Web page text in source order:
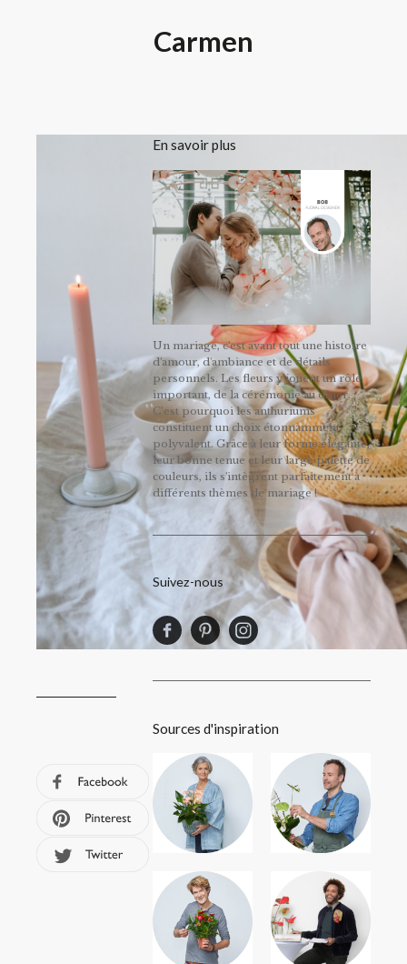
Carmen
En savoir plus
Un mariage, c'est avant tout une histoire
d'amour, d'ambiance et de détails
personnels. Les fleurs y jouent un rôle
important, de la cérémonie au dîner.
C’est pourquoi les anthuriums
constituent un choix étonnamment
polyvalent. Grâce à leur forme élégante,
leur bonne tenue et leur large palette de
couleurs, ils s'intègrent parfaitement à
différents thèmes de mariage !
Suivez-nous
Sources d'inspiration